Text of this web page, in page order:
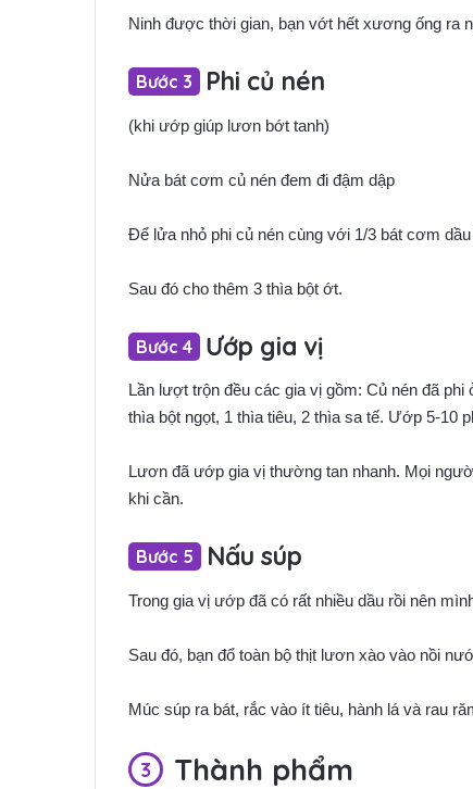
Ninh được thời gian, bạn vớt hết xương ống ra
Phi củ nén
(khi ướp giúp lươn bớt tanh)
Nửa bát cơm củ nén đem đi đậm dập
Để lửa nhỏ phi củ nén cùng với 1/3 bát cơm
Sau đó cho thêm 3 thìa bột ớt.
Ướp gia vị
Lần lượt trộn đều các gia vị gồm: Củ nén đã
thìa bột ngọt, 1 thìa tiêu, 2 thìa sa tế. Ướp 5-10
Lươn đã ướp gia vị thường tan nhanh. Mọi
khi cần.
Nấu súp
Trong gia vị ướp đã có rất nhiều dầu rồi nên
Sau đó, bạn đổ toàn bộ thịt lươn xào vào nồi
Múc súp ra bát, rắc vào ít tiêu, hành lá và rau
Thành phẩm